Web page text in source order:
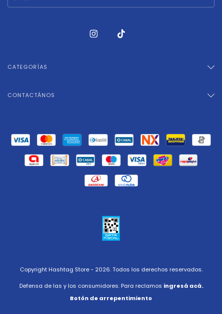
CATEGORÍAS
CONTACTÁNOS
Copyright Hashtag Store - 2026. Todos los derechos reservados.
Defensa de las y los consumidores. Para reclamos ingresá acá.
Botón de arrepentimiento